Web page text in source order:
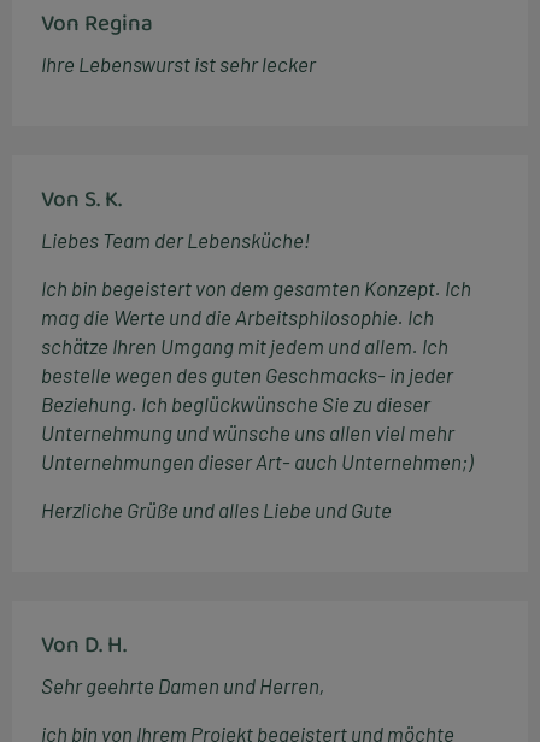
Von Regina
Ihre Lebenswurst ist sehr lecker
Von S. K.
Liebes Team der Lebensküche!
Ich bin begeistert von dem gesamten Konzept. Ich
mag die Werte und die Arbeitsphilosophie. Ich
schätze Ihren Umgang mit jedem und allem. Ich
bestelle wegen des guten Geschmacks- in jeder
Beziehung. Ich beglückwünsche Sie zu dieser
Unternehmung und wünsche uns allen viel mehr
Unternehmungen dieser Art- auch Unternehmen;)
Herzliche Grüße und alles Liebe und Gute
Von D. H.
Sehr geehrte Damen und Herren,
ich bin von Ihrem Projekt begeistert und möchte